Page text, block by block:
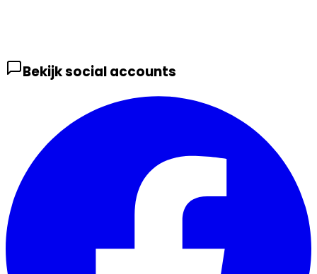
Bekijk social accounts